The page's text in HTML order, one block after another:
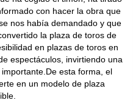
con hacer la obra que
nos había demandado y que
la plaza de toros de
en plazas de toros en
espectáculos, invirtiendo una
esta forma, el
en un modelo de plaza